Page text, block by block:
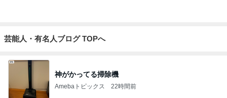
これから行ってくる胃カメラ検査